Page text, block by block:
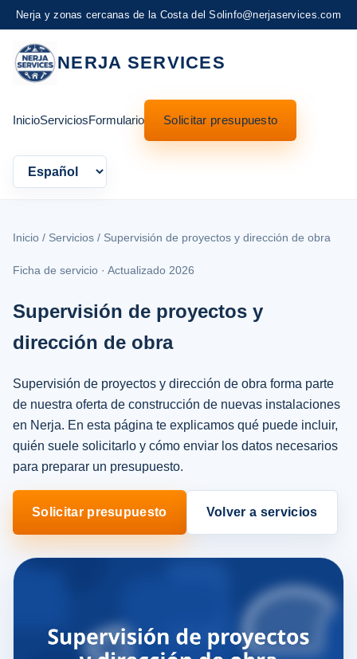
Nerja y zonas cercanas de la Costa del Solinfo@nerjaservices.com
NERJA SERVICES
InicioServiciosFormulario Solicitar presupuesto
Language
Inicio / Servicios / Supervisión de proyectos y dirección de obra
Ficha de servicio · Actualizado 2026
Supervisión de proyectos y
dirección de obra
Supervisión de proyectos y dirección de obra forma parte
de nuestra oferta de construcción de nuevas instalaciones
en Nerja. En esta página te explicamos qué puede incluir,
quién suele solicitarlo y cómo enviar los datos necesarios
para preparar un presupuesto.
Solicitar presupuesto Volver a servicios